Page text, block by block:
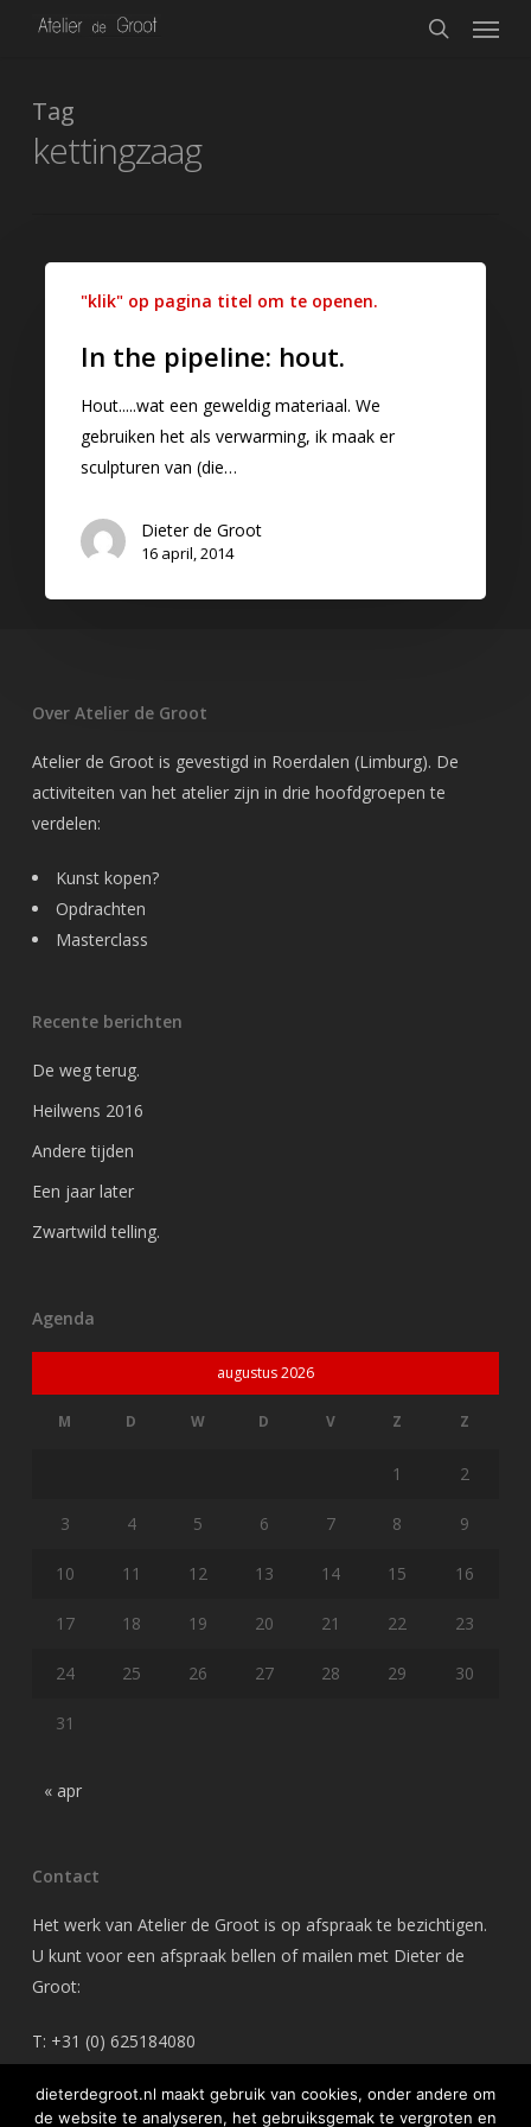
content
Menu
Tag
kettingzaag
"klik" op pagina titel om te openen.
In the pipeline: hout.
Hout.....wat een geweldig materiaal. We
gebruiken het als verwarming, ik maak er
sculpturen van (die…
Dieter de Groot
16 april, 2014
Over Atelier de Groot
Atelier de Groot is gevestigd in Roerdalen (Limburg). De
activiteiten van het atelier zijn in drie hoofdgroepen te
verdelen:
Kunst kopen?
Opdrachten
Masterclass
Recente berichten
De weg terug.
Heilwens 2016
Andere tijden
Een jaar later
Zwartwild telling.
Agenda
augustus 2026
M D W D V Z Z
1 2
3 4 5 6 7 8 9
10 11 12 13 14 15 16
17 18 19 20 21 22 23
24 25 26 27 28 29 30
31
« apr
Contact
Het werk van Atelier de Groot is op afspraak te bezichtigen.
U kunt voor een afspraak bellen of mailen met Dieter de
Groot:
T: +31 (0) 625184080
dieterdegroot.nl maakt gebruik van cookies, onder andere om
de website te analyseren, het gebruiksgemak te vergroten en